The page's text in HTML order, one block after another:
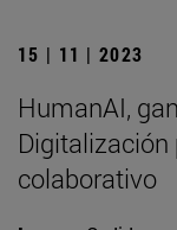
15 | 11 | 2023
HumanAI,
colaborativo